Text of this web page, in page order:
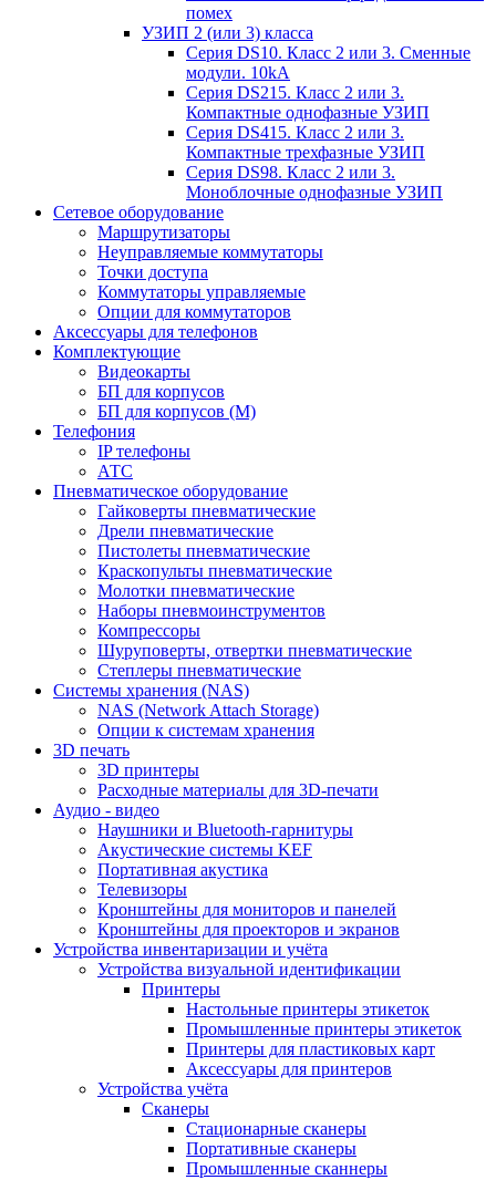
помех
УЗИП 2 (или 3) класса
Серия DS10. Класс 2 или 3. Сменные
модули. 10kA
Серия DS215. Класс 2 или 3.
Компактные однофазные УЗИП
Серия DS415. Класс 2 или 3.
Компактные трехфазные УЗИП
Серия DS98. Класс 2 или 3.
Моноблочные однофазные УЗИП
Сетевое оборудование
Маршрутизаторы
Неуправляемые коммутаторы
Точки доступа
Коммутаторы управляемые
Опции для коммутаторов
Аксессуары для телефонов
Комплектующие
Видеокарты
БП для корпусов
БП для корпусов (М)
Телефония
IP телефоны
АТС
Пневматическое оборудование
Гайковерты пневматические
Дрели пневматические
Пистолеты пневматические
Краскопульты пневматические
Молотки пневматические
Наборы пневмоинструментов
Компрессоры
Шуруповерты, отвертки пневматические
Степлеры пневматические
Cистемы хранения (NAS)
NAS (Network Attach Storage)
Опции к системам хранения
3D печать
3D принтеры
Расходные материалы для 3D-печати
Аудио - видео
Наушники и Bluetooth-гарнитуры
Акустические системы KEF
Портативная акустика
Телевизоры
Кронштейны для мониторов и панелей
Кронштейны для проекторов и экранов
Устройства инвентаризации и учёта
Устройства визуальной идентификации
Принтеры
Настольные принтеры этикеток
Промышленные принтеры этикеток
Принтеры для пластиковых карт
Аксессуары для принтеров
Устройства учёта
Сканеры
Стационарные сканеры
Портативные сканеры
Промышленные сканнеры